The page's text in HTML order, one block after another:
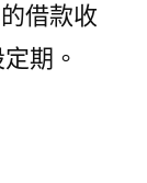
借款收
期。